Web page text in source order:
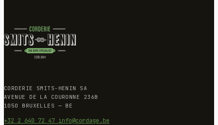
CORDERIE SMITS-HENIN SA
AVENUE DE LA COURONNE 236B
1050 BRUXELLES — BE
+32 2 640 72 47 info@cordage.be